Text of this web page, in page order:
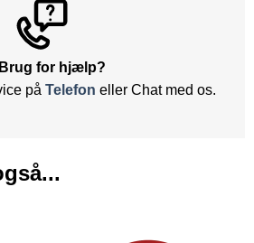
Brug for hjælp?
på Telefon eller Chat med os.